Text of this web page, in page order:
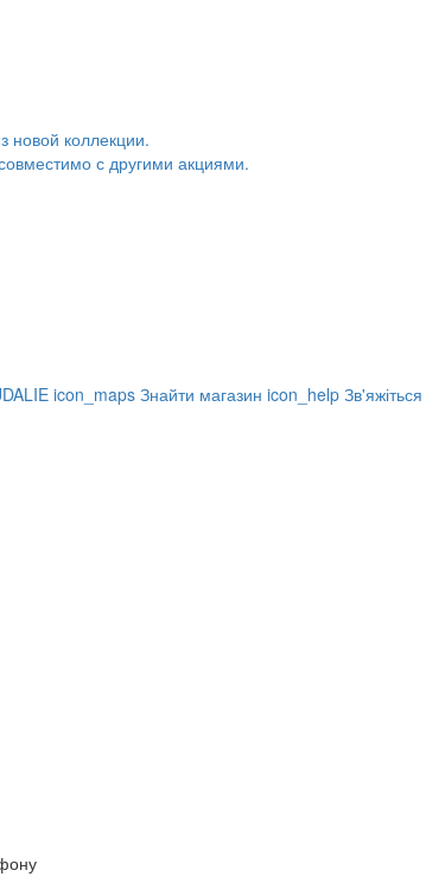
новой коллекции.
с другими акциями.
icon_maps Знайти магазин icon_help